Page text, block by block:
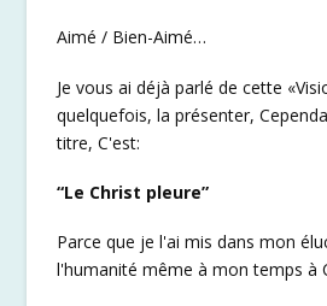
Aimé / Bien-Aimé…
Je vous ai déjà parlé de cette
quelquefois, la présenter,
titre, C'est:
“Le Christ pleure”
Parce que je l'ai mis dans mon
l'humanité même à mon temps à